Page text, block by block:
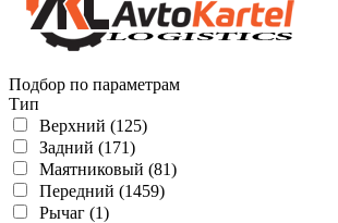
Подбор по параметрам
Тип
Верхний (125)
Задний (171)
Маятниковый (81)
Передний (1459)
Рычаг (1)